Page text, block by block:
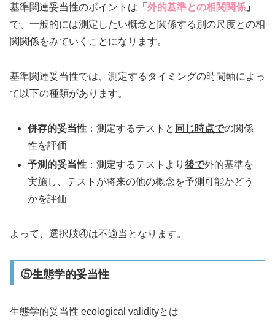
基準関連妥当性のポイントは 「 外的基準との相関関係 」
で、一般的には測定したい概念と関係する別の尺度との相
関関係をみていくことになります。
基準関連妥当性では、測定するタイミングの時間軸によっ
て以下の種類があります。
併存的妥当性 ：測定するテストと 同じ時点での関係
性を評価
予測的妥当性 ：測定するテストより後で外的基準を
実施し、テストが将来の他の概念を予測可能かどう
かを評価
よって、選択肢④は不適当となります。
⑤生態学的妥当性
生態学的妥当性 ecological validityとは